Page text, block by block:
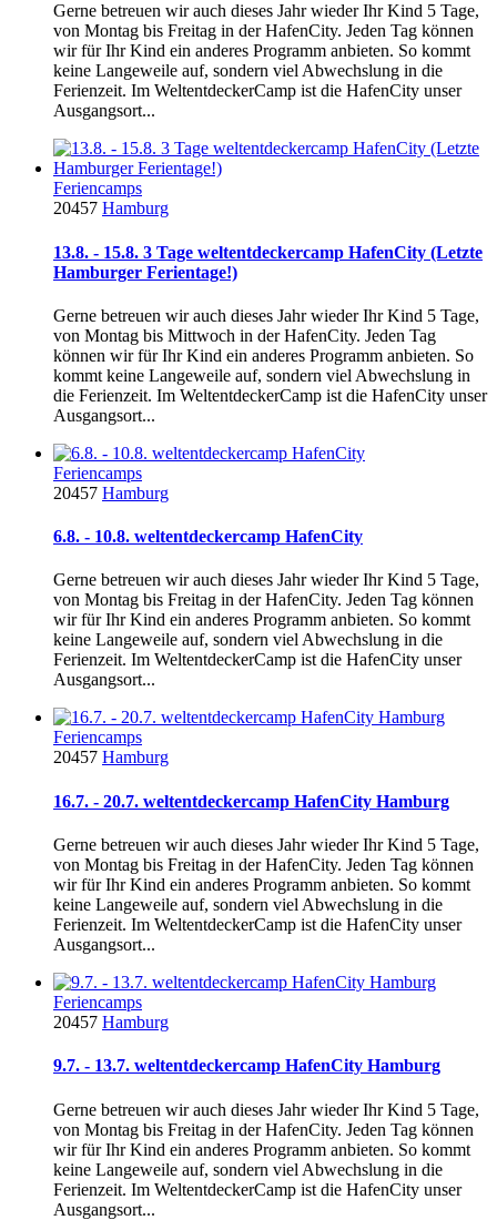
Gerne betreuen wir auch dieses Jahr wieder Ihr Kind 5 Tage,
von Montag bis Freitag in der HafenCity. Jeden Tag können
wir für Ihr Kind ein anderes Programm anbieten. So kommt
keine Langeweile auf, sondern viel Abwechslung in die
Ferienzeit. Im WeltentdeckerCamp ist die HafenCity unser
Ausgangsort...
Feriencamps
20457 Hamburg
13.8. - 15.8. 3 Tage weltentdeckercamp HafenCity (Letzte
Hamburger Ferientage!)
Gerne betreuen wir auch dieses Jahr wieder Ihr Kind 5 Tage,
von Montag bis Mittwoch in der HafenCity. Jeden Tag
können wir für Ihr Kind ein anderes Programm anbieten. So
kommt keine Langeweile auf, sondern viel Abwechslung in
die Ferienzeit. Im WeltentdeckerCamp ist die HafenCity unser
Ausgangsort...
Feriencamps
20457 Hamburg
6.8. - 10.8. weltentdeckercamp HafenCity
Gerne betreuen wir auch dieses Jahr wieder Ihr Kind 5 Tage,
von Montag bis Freitag in der HafenCity. Jeden Tag können
wir für Ihr Kind ein anderes Programm anbieten. So kommt
keine Langeweile auf, sondern viel Abwechslung in die
Ferienzeit. Im WeltentdeckerCamp ist die HafenCity unser
Ausgangsort...
Feriencamps
20457 Hamburg
16.7. - 20.7. weltentdeckercamp HafenCity Hamburg
Gerne betreuen wir auch dieses Jahr wieder Ihr Kind 5 Tage,
von Montag bis Freitag in der HafenCity. Jeden Tag können
wir für Ihr Kind ein anderes Programm anbieten. So kommt
keine Langeweile auf, sondern viel Abwechslung in die
Ferienzeit. Im WeltentdeckerCamp ist die HafenCity unser
Ausgangsort...
Feriencamps
20457 Hamburg
9.7. - 13.7. weltentdeckercamp HafenCity Hamburg
Gerne betreuen wir auch dieses Jahr wieder Ihr Kind 5 Tage,
von Montag bis Freitag in der HafenCity. Jeden Tag können
wir für Ihr Kind ein anderes Programm anbieten. So kommt
keine Langeweile auf, sondern viel Abwechslung in die
Ferienzeit. Im WeltentdeckerCamp ist die HafenCity unser
Ausgangsort...